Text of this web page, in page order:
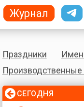
Праздники
Производственные
СЕГОДНЯ
Журнал